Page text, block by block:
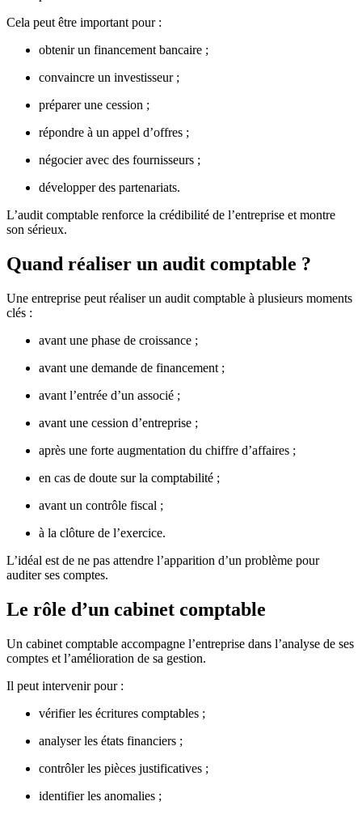
Cela peut être important pour :
obtenir un financement bancaire ;
convaincre un investisseur ;
préparer une cession ;
répondre à un appel d’offres ;
négocier avec des fournisseurs ;
développer des partenariats.
L’audit comptable renforce la crédibilité de l’entreprise et montre
son sérieux.
Quand réaliser un audit comptable ?
Une entreprise peut réaliser un audit comptable à plusieurs moments
clés :
avant une phase de croissance ;
avant une demande de financement ;
avant l’entrée d’un associé ;
avant une cession d’entreprise ;
après une forte augmentation du chiffre d’affaires ;
en cas de doute sur la comptabilité ;
avant un contrôle fiscal ;
à la clôture de l’exercice.
L’idéal est de ne pas attendre l’apparition d’un problème pour
auditer ses comptes.
Le rôle d’un cabinet comptable
Un cabinet comptable accompagne l’entreprise dans l’analyse de ses
comptes et l’amélioration de sa gestion.
Il peut intervenir pour :
vérifier les écritures comptables ;
analyser les états financiers ;
contrôler les pièces justificatives ;
identifier les anomalies ;